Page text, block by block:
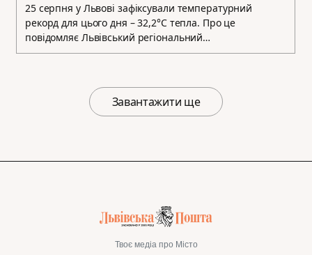
25 серпня у Львові зафіксували температурний
рекорд для цього дня – 32,2°C тепла. Про це
повідомляє Львівський регіональний…
Завантажити ще
Твоє медіа про Місто